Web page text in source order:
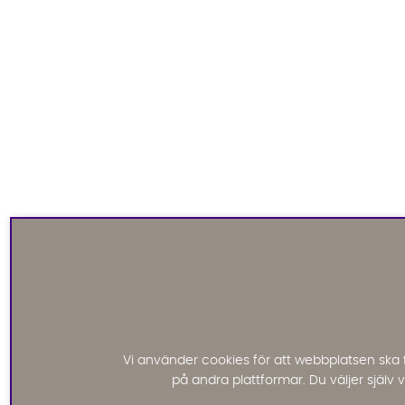
Vi använder cookies för att webbplatsen
på andra plattformar. Du väljer själv